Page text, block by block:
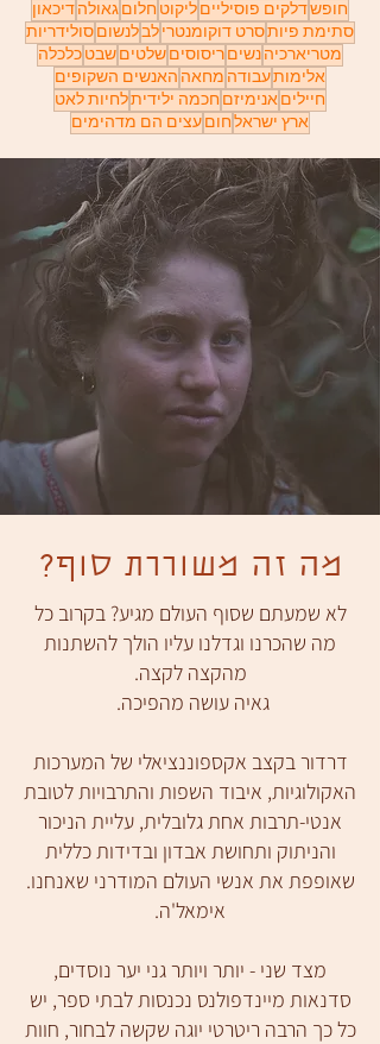
דיכאון גאולה חלום ליקוט דלקים פוסילייםחופש
סולידריות לנשוםלב סרט דוקומנטריסתימת פיות
כלכלה שבט שלטים ריסוסים נשים מטריארכיה
האנשים השקופים מחאה עבודהאלימות
לחיות לאטחכמה ילידית אנימיזם חיילים
עצים הם מדהימים חום ארץ ישראל
מה זה משוררת סוף?
לא שמעתם שסוף העולם מגיע? בקרוב כל
מה שהכרנו וגדלנו עליו הולך להשתנות
מהקצה לקצה.
גאיה עושה מהפיכה.
דרדור בקצב אקספוננציאלי של המערכות
האקולוגיות, איבוד השפות והתרבויות לטובת
אנטי-תרבות אחת גלובלית, עליית הניכור
והניתוק ותחושת אבדון ובדידות כללית
שאופפת את אנשי העולם המודרני שאנחנו.
אימאל'ה.
מצד שני - יותר ויותר גני יער נוסדים,
סדנאות מיינדפולנס נכנסות לבתי ספר, יש
כל כך הרבה ריטרטי יוגה שקשה לבחור, חוות